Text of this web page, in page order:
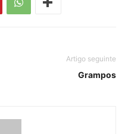
Artigo seguinte
Grampos